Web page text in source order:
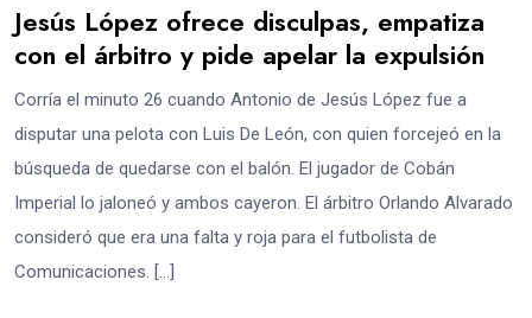
Jesús López ofrece disculpas, empatiza
con el árbitro y pide apelar la expulsión
Corría el minuto 26 cuando Antonio de Jesús López fue a
disputar una pelota con Luis De León, con quien forcejeó en la
búsqueda de quedarse con el balón. El jugador de Cobán
Imperial lo jaloneó y ambos cayeron. El árbitro Orlando Alvarado
consideró que era una falta y roja para el futbolista de
Comunicaciones. […]